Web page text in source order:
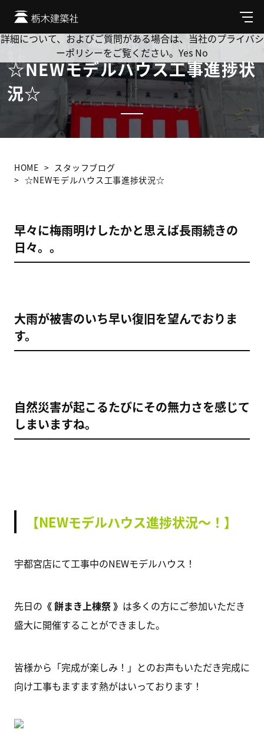
メ
ニ
ュ
☆NEWモデルハウス工事進捗状
況☆
HOME
スタッフブログ
☆NEWモデルハウス工事進捗状況☆
早々に梅雨明けしたかと思えば長雨続きの
日々。。
大雨が被害のいち早い復旧を望んでおりま
す。
自然災害が起こるたびにその無力さを感じて
しまいますね。
【NEWモデルハウス進捗状況～！】
宇都宮店にて工事中のNEWモデルハウス！
先日の 《 餅まき上棟祭 》 は多くの方にご参加いただき
盛大に開催することができました。
皆様から「完成が楽しみ！」とのお声もいただき完成に
向け工事もますます熱がはいっております！
Cookie を使用して、お客様の活動を追跡してもよろしいです
か? 当社ではお客様のプライバシーを極めて重視しています。
詳細について、およびご質問がある場合は、当社のプライバシ
ーポリシーをご覧ください。 Yes No